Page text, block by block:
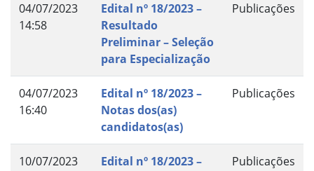
04/07/2023
14:58
Edital nº 18/2023 –
Resultado
Preliminar – Seleção
para Especialização
Publicações
04/07/2023
16:40
Edital nº 18/2023 –
Notas dos(as)
candidatos(as)
Publicações
10/07/2023
Edital nº 18/2023 –
Publicações